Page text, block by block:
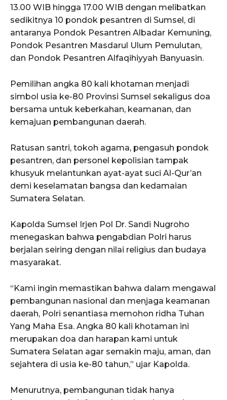
13.00 WIB hingga 17.00 WIB dengan melibatkan
sedikitnya 10 pondok pesantren di Sumsel, di
antaranya Pondok Pesantren Albadar Kemuning,
Pondok Pesantren Masdarul Ulum Pemulutan,
dan Pondok Pesantren Alfaqihiyyah Banyuasin.
Pemilihan angka 80 kali khotaman menjadi
simbol usia ke-80 Provinsi Sumsel sekaligus doa
bersama untuk keberkahan, keamanan, dan
kemajuan pembangunan daerah.
Ratusan santri, tokoh agama, pengasuh pondok
pesantren, dan personel kepolisian tampak
khusyuk melantunkan ayat-ayat suci Al-Qur’an
demi keselamatan bangsa dan kedamaian
Sumatera Selatan.
Kapolda Sumsel Irjen Pol Dr. Sandi Nugroho
menegaskan bahwa pengabdian Polri harus
berjalan seiring dengan nilai religius dan budaya
masyarakat.
“Kami ingin memastikan bahwa dalam mengawal
pembangunan nasional dan menjaga keamanan
daerah, Polri senantiasa memohon ridha Tuhan
Yang Maha Esa. Angka 80 kali khotaman ini
merupakan doa dan harapan kami untuk
Sumatera Selatan agar semakin maju, aman, dan
sejahtera di usia ke-80 tahun,” ujar Kapolda.
Menurutnya, pembangunan tidak hanya